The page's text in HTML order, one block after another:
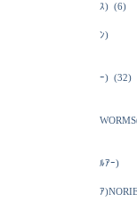
ｽ) (6)
ﾝ)
ｰ) (32)
ﾙｱｰ)
ｱ